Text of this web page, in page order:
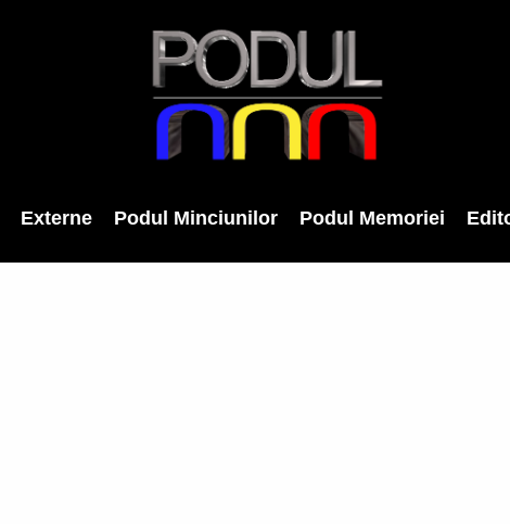
Externe Podul Minciunilor Podul Memoriei